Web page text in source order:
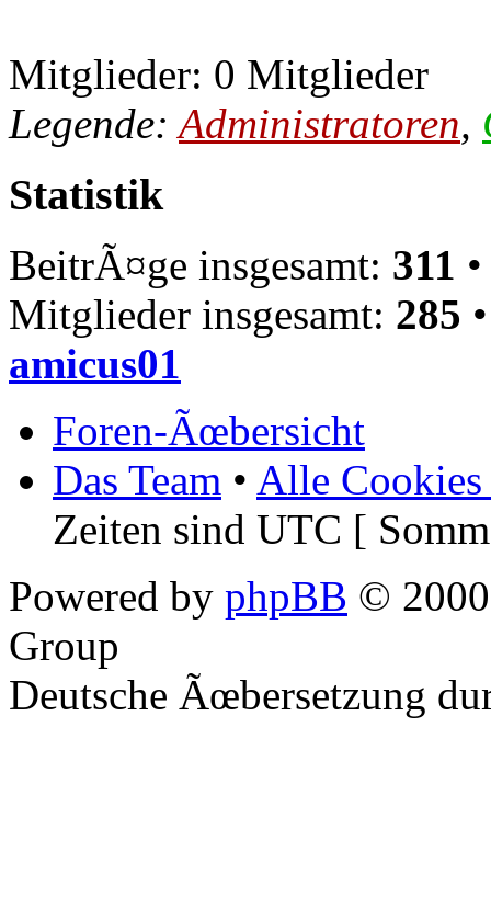
Mitglieder: 0 Mitglieder
Legende:Administratoren,
Statistik
BeitrÃ¤ge insgesamt: 311
Mitglieder insgesamt: 285
amicus01
Foren-Ãœbersicht
Das Team • Alle Cookies
Zeiten sind UTC [
Powered by phpBB ©
Group
Deutsche Ãœbersetzung